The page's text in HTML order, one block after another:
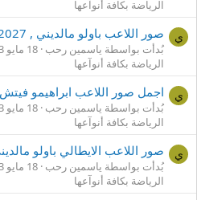
الرياضة بكافة أنوآعها
ي صور اللاعب باولو مالديني , Paolo Ceasre Maldini 2027
بُدأت بواسطة ياسمين رحب 18 مايو 2013
الرياضة بكافة أنوآعها
ي اجمل صور اللاعب ابراهيمو فيتش 2027
بُدأت بواسطة ياسمين رحب 18 مايو 2013
الرياضة بكافة أنوآعها
ي صور اللاعب الايطالي باولو مالديني
بُدأت بواسطة ياسمين رحب 18 مايو 2013
الرياضة بكافة أنوآعها